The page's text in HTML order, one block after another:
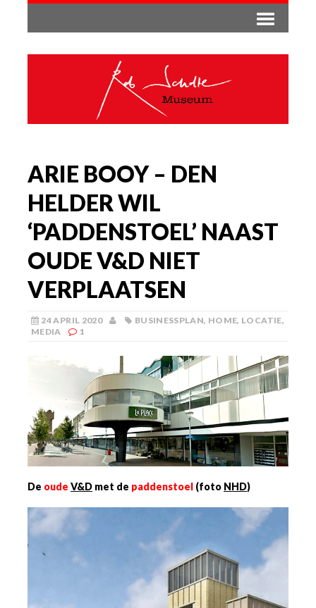
ARIE BOOY – DEN
HELDER WIL
‘PADDENSTOEL’ NAAST
OUDE V&D NIET
VERPLAATSEN
24 APRIL 2020 BUSINESSPLAN, HOME, LOCATIE,
MEDIA
1
De oude V&D met de paddenstoel (foto NHD)